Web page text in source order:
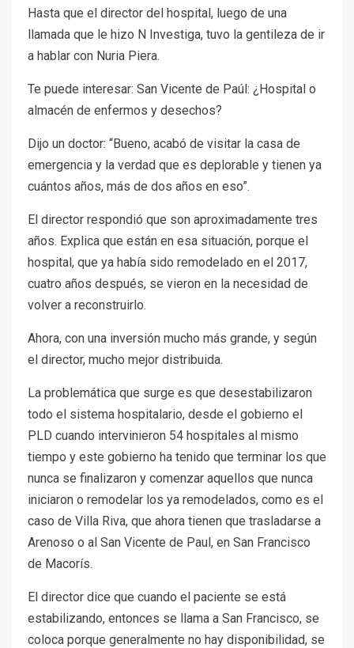
Hasta que el director del hospital, luego de una
llamada que le hizo N Investiga, tuvo la gentileza de ir
a hablar con Nuria Piera.
Te puede interesar: San Vicente de Paúl: ¿Hospital o
almacén de enfermos y desechos?
Dijo un doctor: “Bueno, acabó de visitar la casa de
emergencia y la verdad que es deplorable y tienen ya
cuántos años, más de dos años en eso”.
El director respondió que son aproximadamente tres
años. Explica que están en esa situación, porque el
hospital, que ya había sido remodelado en el 2017,
cuatro años después, se vieron en la necesidad de
volver a reconstruirlo.
Ahora, con una inversión mucho más grande, y según
el director, mucho mejor distribuida.
La problemática que surge es que desestabilizaron
todo el sistema hospitalario, desde el gobierno el
PLD cuando intervinieron 54 hospitales al mismo
tiempo y este gobierno ha tenido que terminar los que
nunca se finalizaron y comenzar aquellos que nunca
iniciaron o remodelar los ya remodelados, como es el
caso de Villa Riva, que ahora tienen que trasladarse a
Arenoso o al San Vicente de Paul, en San Francisco
de Macorís.
El director dice que cuando el paciente se está
estabilizando, entonces se llama a San Francisco, se
coloca porque generalmente no hay disponibilidad, se